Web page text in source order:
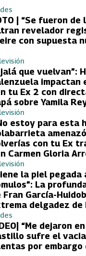
| “Se fueron de
revelador
con supuesta
que vuelvan”:
impactan
tu Ex 2 con
sobre Yamila
estoy para esta
con tu Ex
Carmen Gloria
la piel pegada
La
Fran García-
delgadez de
“Me dejaron
sufre el
por embargo